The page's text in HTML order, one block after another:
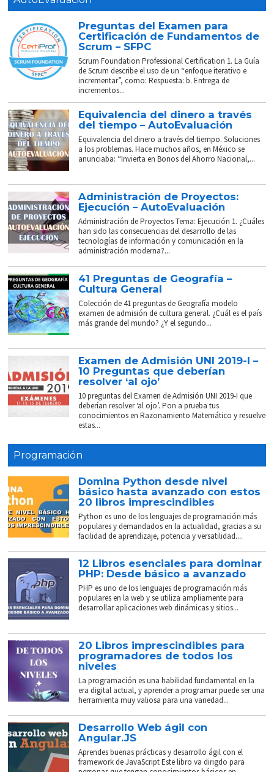
Preguntas del Examen para
Certificación de Fundamentos de
Scrum – SFPC
Scrum Foundation Professional Certification 1. La Guía
de Scrum describe el uso de un “enfoque iterativo e
incrementar”, como: Respuesta: b. Entrega de
incrementos...
Equivalencia del dinero a través
del tiempo – AutoEvaluación
Equivalencia del dinero a través del tiempo. Soluciones
a los problemas. Hace muchos años, en México se
anunciaba: “Invierta en Bonos del Ahorro Nacional,...
Administración de Proyectos:
Ejecución – AutoEvaluación
Administración de Proyectos Tema: Ejecución 1. ¿Cuáles
han sido las consecuencias del desarrollo de las
tecnologías de información y comunicación en la
administración moderna?...
41 Preguntas de Geografía –
Cultura General
Colección de 41 preguntas de Geografía modelo
examen de admisión de cultura general. ¿Cuál es el país
más grande del mundo? ¿Y el segundo...
Examen de Admisión UNI 2019-I –
10 Preguntas que deberían
resolver ‘al ojo’
10 preguntas del Examen de Admisión UNI 2019-I que
deberían resolver ‘al ojo’. Pon a prueba tus
conocimientos en Razonamiento Matemático y resuelve
estas...
Programación
Domina Python desde nivel
básico hasta avanzado con estos
20 libros imprescindibles
Python es uno de los lenguajes de programación más
populares y demandados en la actualidad, gracias a su
facilidad de aprendizaje, potencia y versatilidad....
12 Libros esenciales para dominar
PHP: Desde básico a avanzado
PHP es uno de los lenguajes de programación más
populares en la web y se utiliza ampliamente para
desarrollar aplicaciones web dinámicas y sitios...
20 Libros imprescindibles para
programadores de todos los
niveles
La programación es una habilidad fundamental en la
era digital actual, y aprender a programar puede ser una
herramienta muy valiosa para una variedad...
Desarrollo Web ágil con
Angular.JS
Aprendes buenas prácticas y desarrollo ágil con el
framework de JavaScript Este libro va dirigdo para